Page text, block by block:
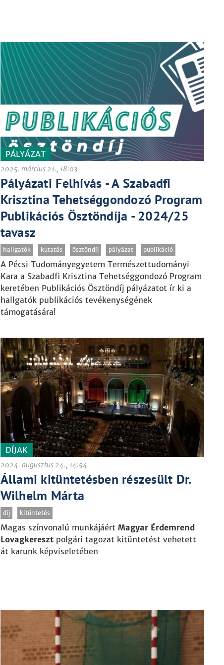
PÁLYÁZAT
2025. március 21., 18:03
Pályázati Felhívás - A Szabadfi
Krisztina Tehetséggondozó Program
Publikációs Ösztöndíja - 2024/25
tavasz
hallgatók kutatás ösztöndíj pályázat publikáció
A Pécsi Tudományegyetem Természettudományi
Kara a Szabadfi Krisztina Tehetséggondozó Program
keretében Publikációs Ösztöndíj pályázatot ír ki a
hallgatók publikációs tevékenységének
támogatására!
DÍJAK
2024. augusztus 24., 14:54
Állami kitüntetésben részesült Dr.
Wilhelm Márta
díj kitüntetés
Magas színvonalú munkájáért Magyar Érdemrend
Lovagkeresztpolgári tagozat kitüntetést vehetett
át karunk képviseletében